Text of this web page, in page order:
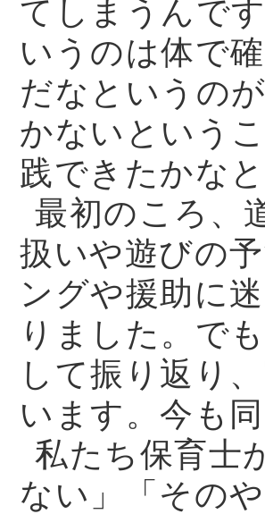
てしまうんで
いうのは体で
だなというの
かないという
践できたかな
最初のころ、
扱いや遊びの
ングや援助に
りました。で
して振り返り
います。今も
私たち保育士
ない」「その